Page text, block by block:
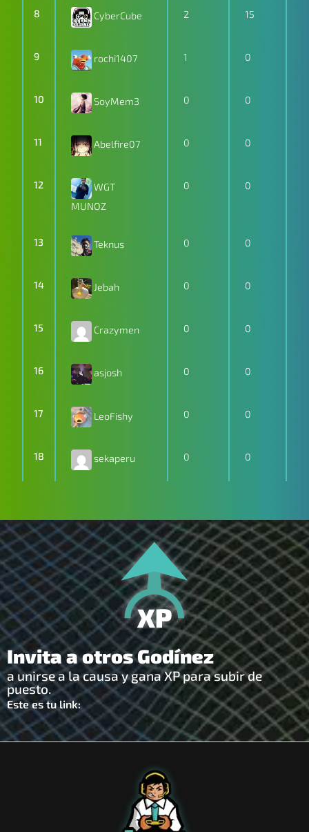
8 CyberCube 2 15
9 rochi1407 1 0
10 SoyMem3 0 0
11 Abelfire07 0 0
12
WGT
MUNOZ
0 0
13 Teknus 0 0
14 Jebah 0 0
15 Crazymen 0 0
16 asjosh 0 0
17 LeoFishy 0 0
18 sekaperu 0 0
Invita a otros Godínez
a unirse a la causa y gana XP para subir de
puesto.
Este es tu link: